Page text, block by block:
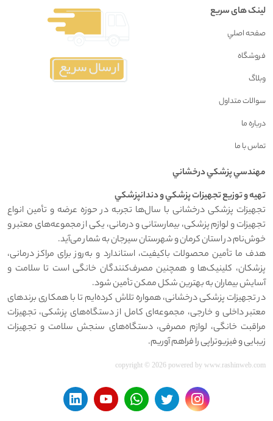
لینک های سریع
صفحه اصلي
فروشگاه
وبلاگ
سوالات متداول
درباره ما
تماس با ما
مهندسي پزشکي درخشاني
تهيه و توزيع تجهيزات پزشکي و دندانپزشکي
تجهیزات پزشکی درخشانی با سال‌ها تجربه در حوزه عرضه و تأمین انواع
تجهیزات و لوازم پزشکی، بیمارستانی و درمانی، یکی از مجموعه‌های معتبر و
خوش‌نام در استان کرمان و شهرستان سیرجان به شمار می‌آید.
هدف ما تأمین محصولات باکیفیت، استاندارد و به‌روز برای مراکز درمانی،
پزشکان، کلینیک‌ها و همچنین مصرف‌کنندگان خانگی است تا سلامت و
آسایش بیماران به بهترین شکل ممکن تأمین شود.
در تجهیزات پزشکی درخشانی، همواره تلاش کرده‌ایم تا با همکاری برندهای
معتبر داخلی و خارجی، مجموعه‌ای کامل از دستگاه‌های پزشکی، تجهیزات
مراقبت خانگی، لوازم مصرفی، دستگاه‌های سنجش سلامت و تجهیزات
زیبایی و فیزیوتراپی را فراهم آوریم.
copyright © 2026 powered by www.rashinweb.com